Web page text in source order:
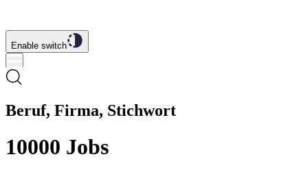
Enable switch
Beruf, Firma, Stichwort
10000 Jobs